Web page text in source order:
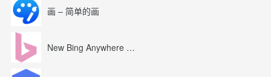
画 – 简单的画
New Bing Anywhere (Bing Chat GPT-4)